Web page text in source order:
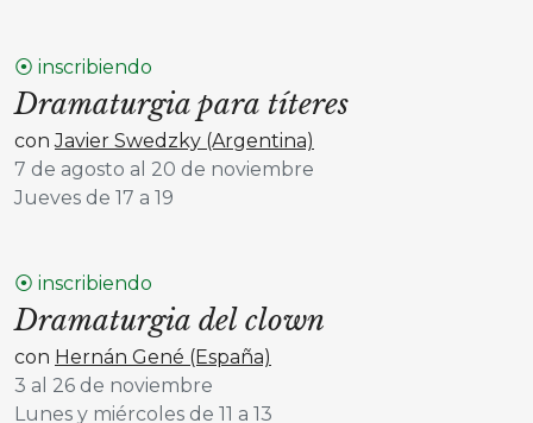
⦿ inscribiendo
Dramaturgia para títeres
conJavier Swedzky (Argentina)
7 de agosto al 20 de noviembre
Jueves de 17 a 19
⦿ inscribiendo
Dramaturgia del clown
con Hernán Gené (España)
3 al 26 de noviembre
Lunes y miércoles de 11 a 13